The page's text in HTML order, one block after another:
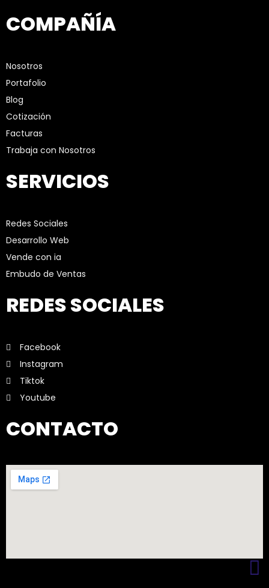
COMPAÑÍA
Nosotros
Portafolio
Blog
Cotización
Facturas
Trabaja con Nosotros
SERVICIOS
Redes Sociales
Desarrollo Web
Vende con ia
Embudo de Ventas
REDES SOCIALES
Facebook
Instagram
Tiktok
Youtube
CONTACTO